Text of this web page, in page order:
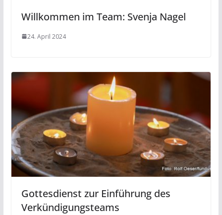
Willkommen im Team: Svenja Nagel
24. April 2024
Gottesdienst zur Einführung des
Verkündigungsteams